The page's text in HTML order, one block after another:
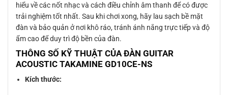
hiểu về các nốt nhạc và cách điều chỉnh âm thanh để có được
trải nghiệm tốt nhất. Sau khi chơi xong, hãy lau sạch bề mặt
đàn và bảo quản ở nơi khô ráo, tránh ánh nắng trực tiếp và độ
ẩm cao để duy trì độ bền của đàn.
THÔNG SỐ KỸ THUẬT CỦA ĐÀN GUITAR
ACOUSTIC TAKAMINE GD10CE-NS
Kích thước: